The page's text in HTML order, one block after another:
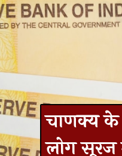
चाणक्य
लोग सूरज